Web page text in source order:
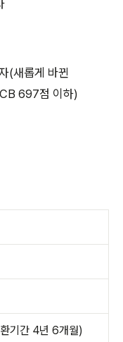
(새롭게 바뀐
697점 이하)
기간 4년 6개월)